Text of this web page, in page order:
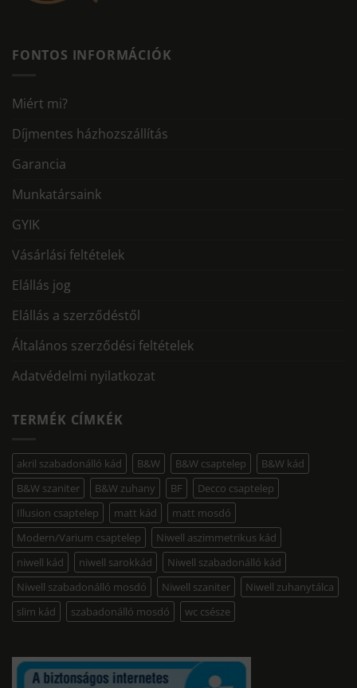
FONTOS INFORMÁCIÓK
Miért mi?
Díjmentes házhozszállítás
Garancia
Munkatársaink
GYIK
Vásárlási feltételek
Elállás jog
Elállás a szerződéstől
Általános szerződési feltételek
Adatvédelmi nyilatkozat
TERMÉK CÍMKÉK
akril szabadonálló kád B&W B&W csaptelep
B&W kád
B&W szaniter
B&W zuhany BF
Decco csaptelep
Illusion csaptelep
matt kád
matt mosdó
Modern/Varium csaptelep
Niwell aszimmetrikus kád
niwell kád
niwell sarokkád
Niwell szabadonálló kád
Niwell szabadonálló mosdó
Niwell szaniter
Niwell zuhanytálca
slim kád
szabadonálló mosdó wc csésze